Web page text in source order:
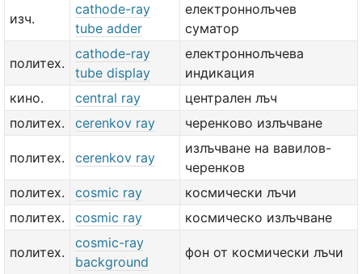
изч.
cathode-ray
tube adder
електроннолъчев
суматор
политех.
cathode-ray
tube display
електроннолъчева
индикация
кино.
central ray
централен лъч
политех.
cerenkov ray черенково излъчване
политех. cerenkov ray
излъчване на вавилов-
черенков
политех.
cosmic ray
космически лъчи
политех.
cosmic ray космическо излъчване
политех.
cosmic-ray
background
фон от космически лъчи